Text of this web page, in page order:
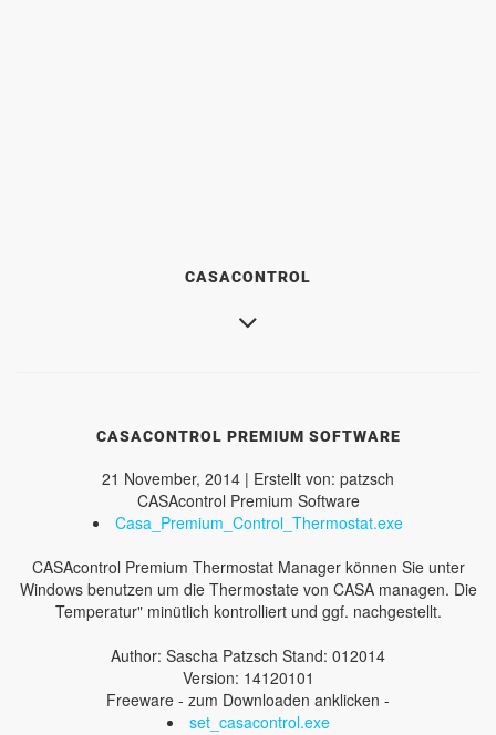
CASACONTROL
CASACONTROL PREMIUM SOFTWARE
21 November, 2014 | Erstellt von: patzsch
CASAcontrol Premium Software
Casa_Premium_Control_Thermostat.exe
CASAcontrol Premium Thermostat Manager können Sie unter
Windows benutzen um die Thermostate von CASA managen. Die
Temperatur" minütlich kontrolliert und ggf. nachgestellt.
Author: Sascha Patzsch Stand: 012014
Version: 14120101
Freeware - zum Downloaden anklicken -
set_casacontrol.exe